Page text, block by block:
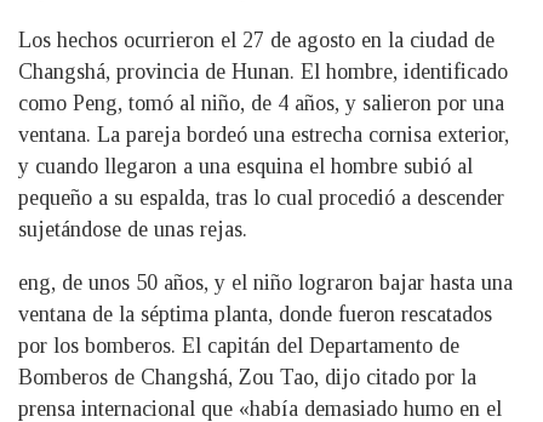
Los hechos ocurrieron el 27 de agosto en la ciudad de
Changshá, provincia de Hunan. El hombre, identificado
como Peng, tomó al niño, de 4 años, y salieron por una
ventana. La pareja bordeó una estrecha cornisa exterior,
y cuando llegaron a una esquina el hombre subió al
pequeño a su espalda, tras lo cual procedió a descender
sujetándose de unas rejas.
eng, de unos 50 años, y el niño lograron bajar hasta una
ventana de la séptima planta, donde fueron rescatados
por los bomberos. El capitán del Departamento de
Bomberos de Changshá, Zou Tao, dijo citado por la
prensa internacional que «había demasiado humo en el